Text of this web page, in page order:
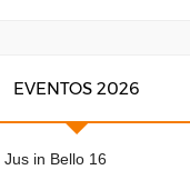
EVENTOS 2026
in Bello 16